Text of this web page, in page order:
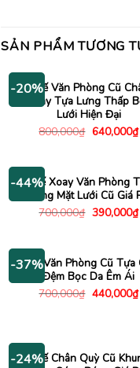
SẢN PHẨM TƯƠNG
-20%Ghế Văn Phòng Cũ
Xoay Tựa Lưng Thấp
Lưới Hiện Đại
800,000₫ Giá
640,000₫
-44%Ghế Xoay Văn Phòng
Lưng Mặt Lưới Cũ Giá
700,000₫ Giá
390,000₫
-37%
Ghế Văn Phòng Cũ Tựa
Đệm Bọc Da Êm Ái
700,000₫ Giá
440,000₫
-24%Ghế Chân Quỳ Cũ